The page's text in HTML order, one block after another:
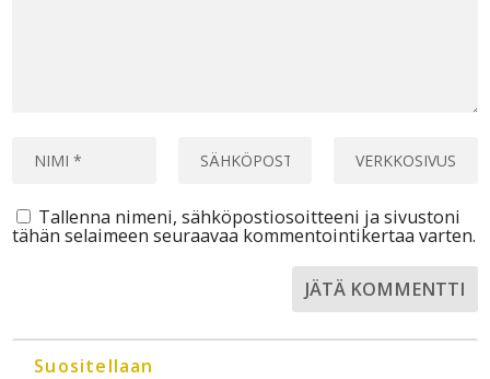
Tallenna nimeni, sähköpostiosoitteeni ja sivustoni
tähän selaimeen seuraavaa kommentointikertaa varten.
Suositellaan